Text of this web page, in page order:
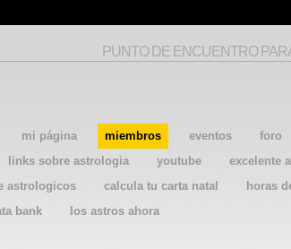
mi página miembros eventos foro
links sobre astrologia youtube excelente
astrologicos
calcula tu carta natal horas
bank
los astros ahora
PUNTO DE ENCUENTRO